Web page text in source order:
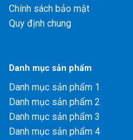
Chính sách bảo mật
Quy định chung
Danh mục sản phẩm
Danh mục sản phẩm 1
Danh mục sản phẩm 2
Danh mục sản phẩm 3
Danh mục sản phẩm 4